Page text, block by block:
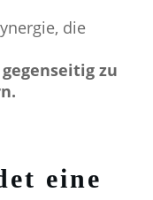
die
gegenseitig zu
eine